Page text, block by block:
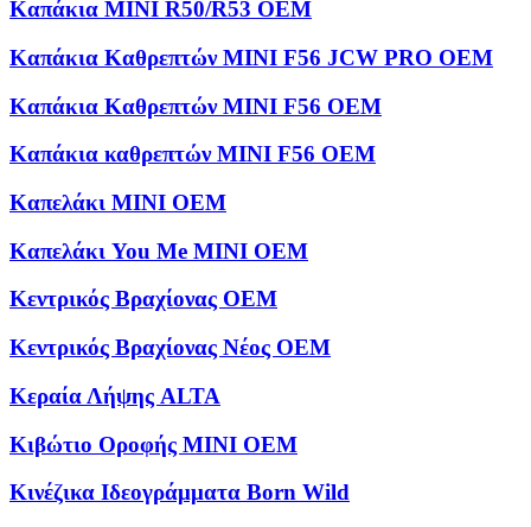
Καπάκια MINI R50/R53 OEM
Καπάκια Καθρεπτών MINI F56 JCW PRO OEM
Καπάκια Καθρεπτών MINI F56 OEM
Καπάκια καθρεπτών MINI F56 OEM
Καπελάκι MINI OEM
Καπελάκι You Me MINI OEM
Κεντρικός Βραχίονας OEM
Κεντρικός Βραχίονας Νέος OEM
Κεραία Λήψης ALTA
Κιβώτιο Οροφής MINI OEM
Κινέζικα Ιδεογράμματα Born Wild